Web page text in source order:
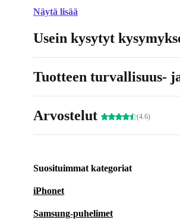
Näytä lisää
Usein kysytyt
Tuotteen turvallisuus-
Arvostelut (4.6)
Suosituimmat kategoriat
iPhonet
Samsung-puhelimet